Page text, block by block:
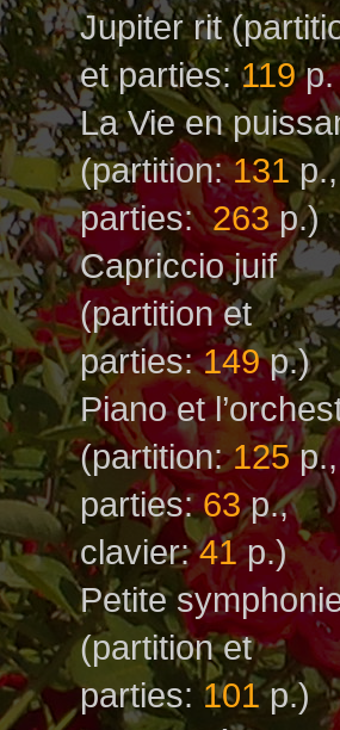
Jupiter rit
et parties:119p.
La Vie en
(partition:131p.,
parties:263p.)
Capriccio juif
(partition et
parties:149p.)
Piano et
(partition:125p.,
parties:63p.,
clavier:41p.)
Petite
(partition et
parties: 101p.)